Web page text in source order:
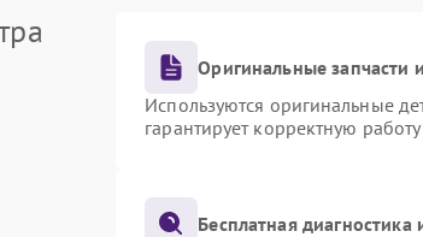
Оригинальные запчасти
Используются оригинальные
гарантирует корректную
Бесплатная